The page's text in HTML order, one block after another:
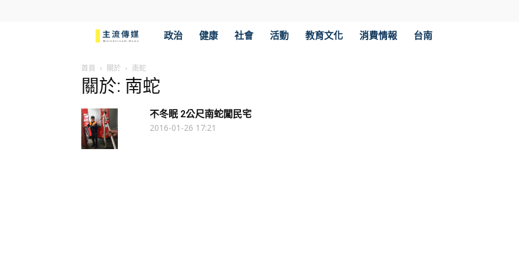
傳
媒
政治 健康 社會 活動 教育文化 消費情報 台南
首頁 關於 南蛇
關於: 南蛇
不冬眠 2公尺南蛇闖民宅
2016-01-26 17:21